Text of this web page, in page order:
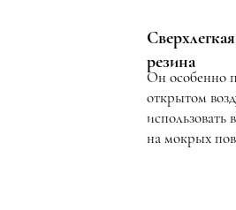
Сверхлегкая
резина
Он особенно
открытом
на мокрых